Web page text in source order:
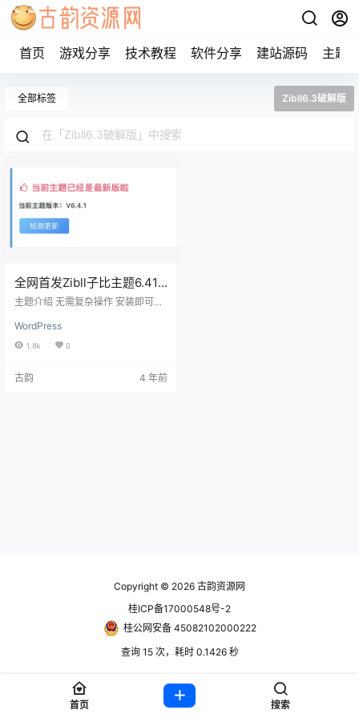
首页 游戏分享 技术教程 软件分享 建站源码 主题
全部标签 Zibll6.3破解版
全网首发Zibll子比主题6.41
完美破解版修复所有bug，
主题介绍 无需复杂操作 安装即可直
themes/目录下 本套子比主题我已
经搭建测试了 友情提示：此模板仅
请注意分辨市面上的产品及真伪，
WordPress
1.8k 0
古韵 4 年前
Copyright © 2026 古韵资源网
桂ICP备17000548号-2
桂公网安备 45082102000222
查询 15 次，耗时 0.1426 秒
首页 搜索